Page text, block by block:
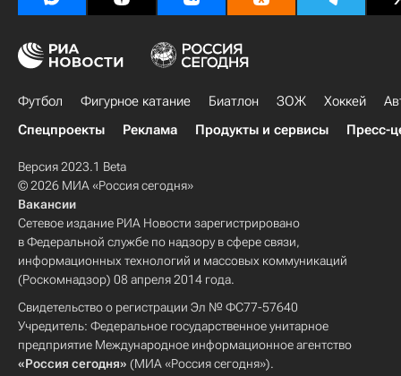
Футбол Фигурное катание Биатлон ЗОЖ Хоккей
Спецпроекты
Реклама Продукты и сервисы Пресс-
Версия 2023.1 Beta
© 2026 МИА «Россия сегодня»
Вакансии
Сетевое издание РИА Новости зарегистрировано
в Федеральной службе по надзору в сфере связи,
информационных технологий и массовых коммуникаций
(Роскомнадзор) 08 апреля 2014 года.
Свидетельство о регистрации Эл № ФС77-57640
Учредитель: Федеральное государственное унитарное
предприятие Международное информационное агентство
«Россия сегодня» (МИА «Россия сегодня»).